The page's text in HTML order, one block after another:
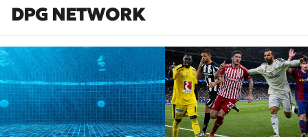
DPG NETWORK